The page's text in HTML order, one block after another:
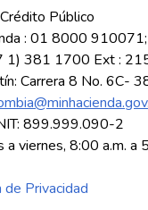
Público
: 01 8000 910071;
1) 381 1700 Ext :
Carrera 8 No. 6C-
899.999.090-2
a viernes, 8:00 a.m. a
de Privacidad